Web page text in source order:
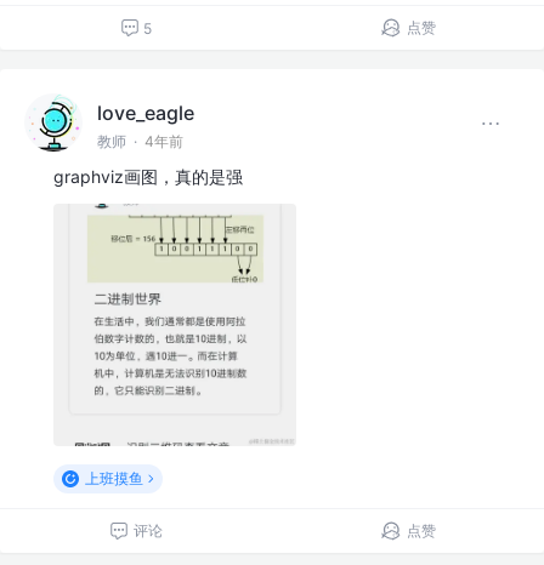
5 点赞
love_eagle
教师 · 4年前
graphviz画图，真的是强
上班摸鱼
评论 点赞